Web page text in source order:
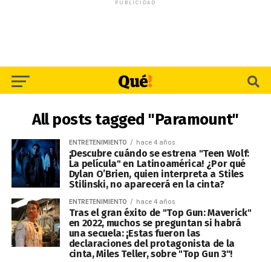
PUBLICIDAD
All posts tagged "Paramount"
ENTRETENIMIENTO hace 4 años
¡Descubre cuándo se estrena "Teen Wolf:
La película" en Latinoamérica! ¿Por qué
Dylan O’Brien, quien interpreta a Stiles
Stilinski, no aparecerá en la cinta?
ENTRETENIMIENTO hace 4 años
Tras el gran éxito de "Top Gun: Maverick"
en 2022, muchos se preguntan si habrá
una secuela: ¡Estas fueron las
declaraciones del protagonista de la
cinta, Miles Teller, sobre "Top Gun 3"!